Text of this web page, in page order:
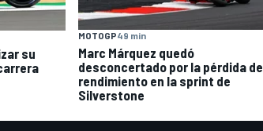
su
MOTOGP49 min
Marc Márquez quedó
desconcertado por la pérdida de
rendimiento en la sprint de
Silverstone